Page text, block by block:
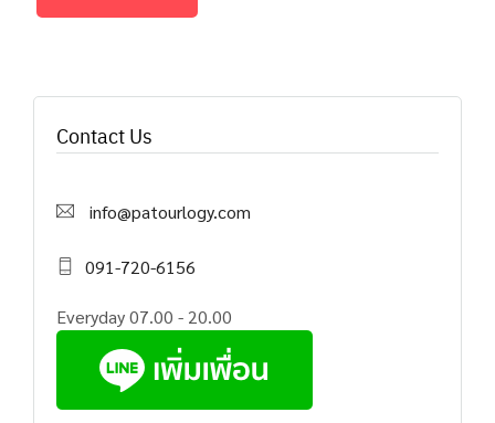
Contact Us
info@patourlogy.com
091-720-6156
Everyday 07.00 - 20.00